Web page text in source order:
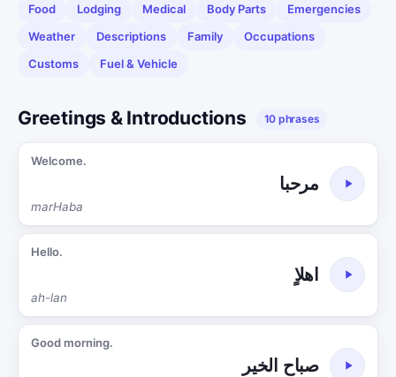
Food
Lodging Medical Body Parts
Emergencies
Weather
Descriptions Family
Occupations
Customs
Fuel & Vehicle
Greetings & Introductions 10 phrases
Welcome.
مرحبا
marHaba
Hello.
اهلاٍ
ah-lan
Good morning.
صباح الخير